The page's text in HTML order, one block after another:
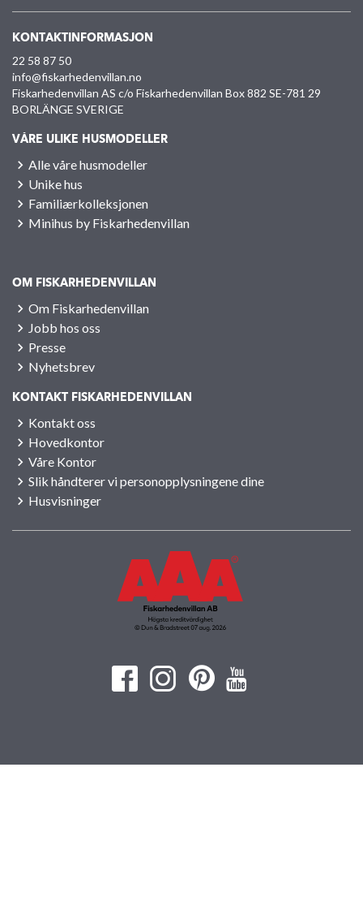
KONTAKTINFORMASJON
22 58 87 50
info@fiskarhedenvillan.no
Fiskarhedenvillan AS c/o Fiskarhedenvillan Box 882 SE-781 29
BORLÄNGE SVERIGE
VÅRE ULIKE HUSMODELLER
Alle våre husmodeller
Unike hus
Familiærkolleksjonen
Minihus by Fiskarhedenvillan
OM FISKARHEDENVILLAN
Om Fiskarhedenvillan
Jobb hos oss
Presse
Nyhetsbrev
KONTAKT FISKARHEDENVILLAN
Kontakt oss
Hovedkontor
Våre Kontor
Slik håndterer vi personopplysningene dine
Husvisninger